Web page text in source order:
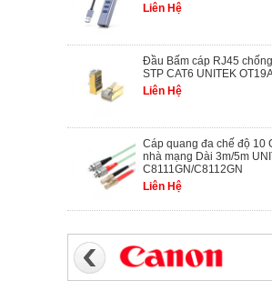
Liên Hệ
Đầu Bấm cáp RJ45
STP CAT6 UNITEK
Liên Hệ
Cáp quang đa chế độ 10
nhà mạng Dài 3m/5m
C8111GN/C8112GN
Liên Hệ